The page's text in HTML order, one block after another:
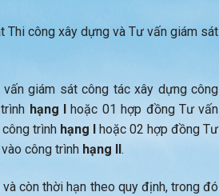
Thi công xây dựng và Tư vấn giám sát
giám sát công tác xây dựng công
hạng I hoặc 01 hợp đồng Tư vấn
trình hạng I
hoặc 02 hợp đồng Tư
công trình hạng II .
còn thời hạn theo quy định, trong đó